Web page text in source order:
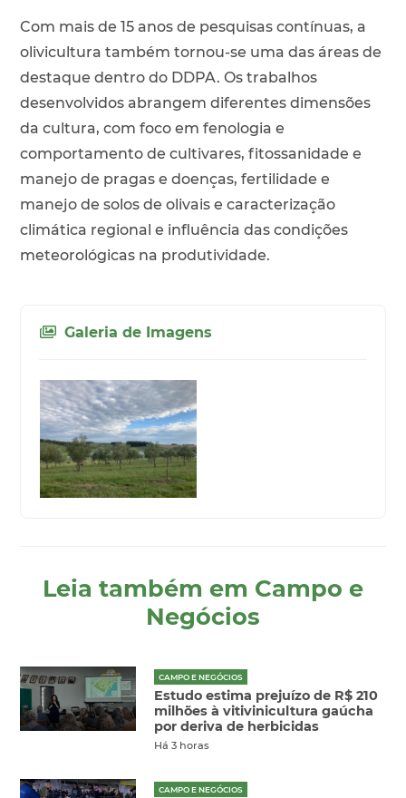
Com mais de 15 anos de pesquisas contínuas, a
olivicultura também tornou-se uma das áreas de
destaque dentro do DDPA. Os trabalhos
desenvolvidos abrangem diferentes dimensões
da cultura, com foco em fenologia e
comportamento de cultivares, fitossanidade e
manejo de pragas e doenças, fertilidade e
manejo de solos de olivais e caracterização
climática regional e influência das condições
meteorológicas na produtividade.
Galeria de Imagens
Leia também em Campo e
Negócios
CAMPO E NEGÓCIOS
Estudo estima prejuízo de R$ 210
milhões à vitivinicultura gaúcha
por deriva de herbicidas
Há 3 horas
CAMPO E NEGÓCIOS